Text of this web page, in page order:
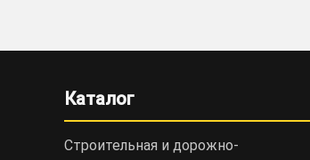
Каталог
Строительная и дорожно-